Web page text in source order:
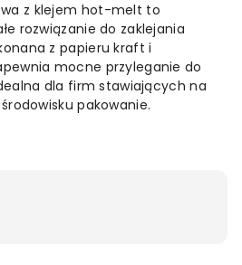
z klejem hot-melt to
rozwiązanie do zaklejania
z papieru kraft i
mocne przyleganie do
dla firm stawiających na
pakowanie.